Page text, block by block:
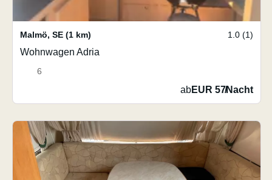
Malmö, SE (1 km) 1.0 (1)
Wohnwagen Adria
6
abEUR 57/Nacht